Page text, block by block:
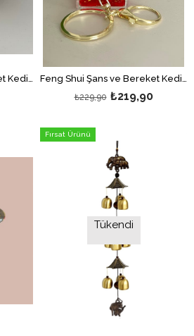
₺219,90
₺229,90
Tükendi
Fırsat Ürünü